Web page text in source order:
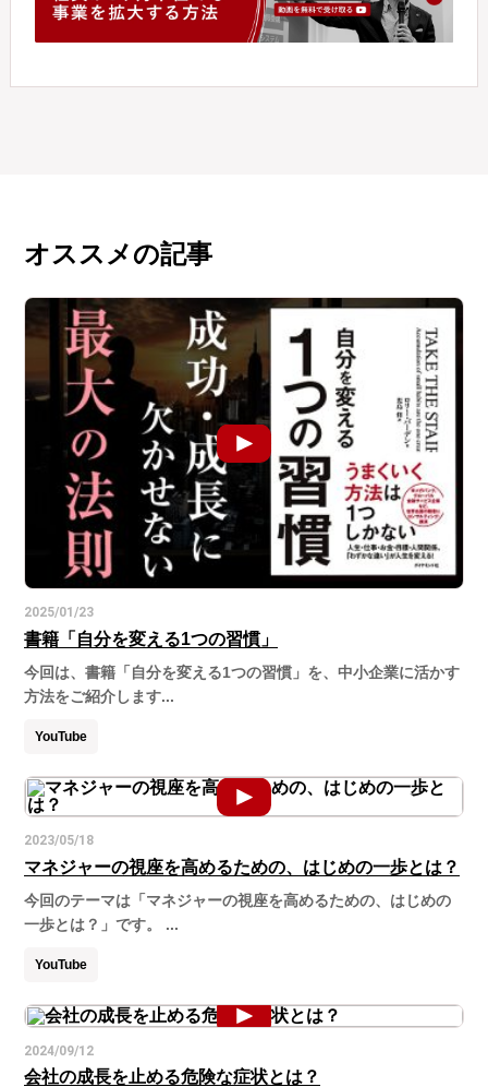
オススメの記事
2025/01/23
書籍「自分を変える1つの習慣」
今回は、書籍「自分を変える1つの習慣」を、中小企業に活かす
方法をご紹介します...
YouTube
2023/05/18
マネジャーの視座を高めるための、はじめの一歩とは？
今回のテーマは「マネジャーの視座を高めるための、はじめの
一歩とは？」です。 ...
YouTube
2024/09/12
会社の成長を止める危険な症状とは？